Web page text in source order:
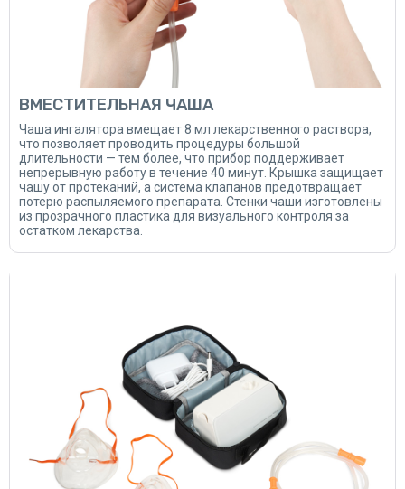
ВМЕСТИТЕЛЬНАЯ ЧАША
Чаша ингалятора вмещает 8 мл лекарственного раствора,
что позволяет проводить процедуры большой
длительности — тем более, что прибор поддерживает
непрерывную работу в течение 40 минут. Крышка защищает
чашу от протеканий, а система клапанов предотвращает
потерю распыляемого препарата. Стенки чаши изготовлены
из прозрачного пластика для визуального контроля за
остатком лекарства.